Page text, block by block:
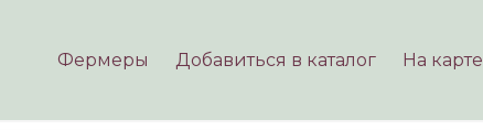
Фермеры Добавиться в каталог На карте